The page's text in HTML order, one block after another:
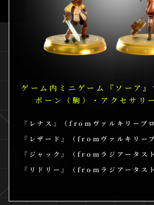
ゲーム内ミニゲーム『ソーア』
ポーン（駒）・アクセサリ
『レナス』（fromヴァルキリープ
『レザード』（fromヴァルキリー
『ジャック』（fromラジアータス
『リドリー』（fromラジアータス